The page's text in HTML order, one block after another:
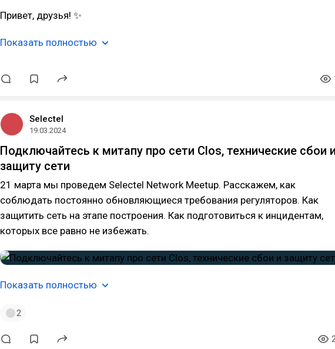
Привет, друзья! ✨
Показать полностью
Selectel
19.03.2024
Подключайтесь к митапу про сети Clos, технические сбои
защиту сети
21 марта мы проведем Selectel Network Meetup. Расскажем, как
соблюдать постоянно обновляющиеся требования регуляторов. Как
защитить сеть на этапе построения. Как подготовиться к инцидентам,
которых все равно не избежать.
Показать полностью
2